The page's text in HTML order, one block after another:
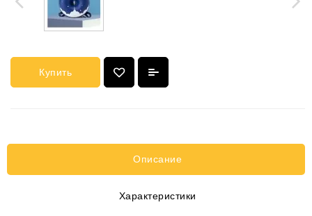
Купить
Описание
Характеристики